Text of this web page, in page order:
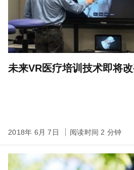
未来VR医疗培训技术即将
2018年 6月 7日 阅读时间 2 分钟